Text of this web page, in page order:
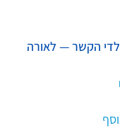
הקשר — לאורה